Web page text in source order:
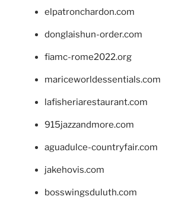
elpatronchardon.com
donglaishun-order.com
fiamc-rome2022.org
mariceworldessentials.com
lafisheriarestaurant.com
915jazzandmore.com
aguadulce-countryfair.com
jakehovis.com
bosswingsduluth.com